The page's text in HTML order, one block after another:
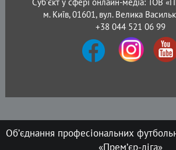
м. Київ, 01601, вул. Велика
+38 044 521 06 99
Об’єднання професіональних
«Прем’єр-ліга»